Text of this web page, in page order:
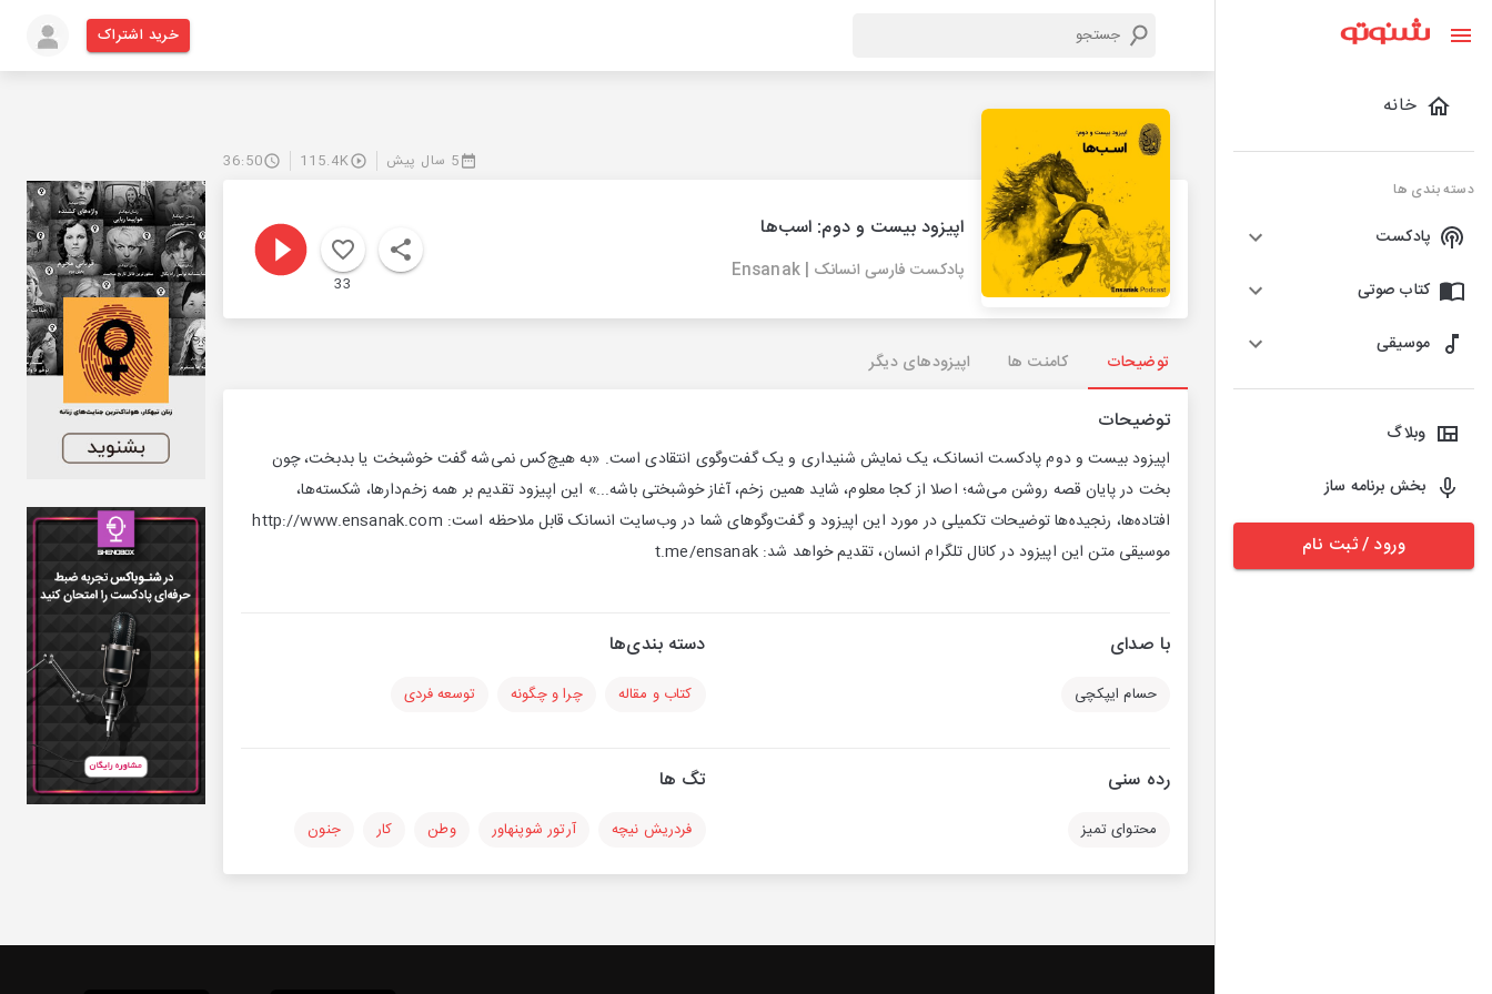
خانه
دسته بندی ها
پادکست
کتاب صوتی
موسیقی
وبلاگ
بخش برنامه ساز
ورود / ثبت نام
خرید اشتراک
5 سال پیش 115.4K
36:50
اپیزود بیست و دوم: اسب‌ها
پادکست فارسی انسانک | Ensanak
33
توضیحات کامنت ها اپیزودهای دیگر
توضیحات
اپیزود بیست و دوم پادکست انسانک، یک نمایش شنیداری و یک گفت‌وگوی انتقادی است. «به هیچ‌کس نمی‌شه گفت خوشبخت یا بدبخت، چون
بخت در پایان قصه روشن می‌شه؛ اصلا از کجا معلوم، شاید همین زخم، آغاز خوشبختی باشه...» این اپیزود تقدیم بر همه زخم‌دارها، شکسته‌ها،
افتاده‌ها، رنجیده‌ها توضیحات تکمیلی در مورد این اپیزود و گفت‌‌وگوهای شما در وب‌سایت انسانک قابل ملاحظه است: http://www.ensanak.com
موسیقی متن این اپیزود در کانال تلگرام انسان، تقدیم خواهد شد: t.me/ensanak
با صدای
حسام ایپکچی
دسته بندی‌ها
کتاب و مقاله چرا و چگونه توسعه فردی
رده سنی
محتوای تمیز
تگ ها
فردریش نیچه آرتور شوپنهاور وطن کار جنون